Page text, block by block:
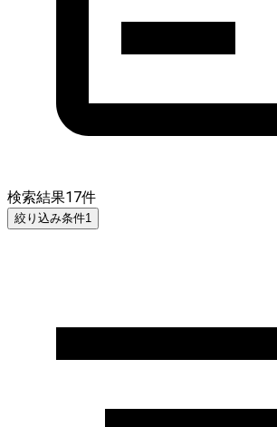
検索結果17件
絞り込み条件1